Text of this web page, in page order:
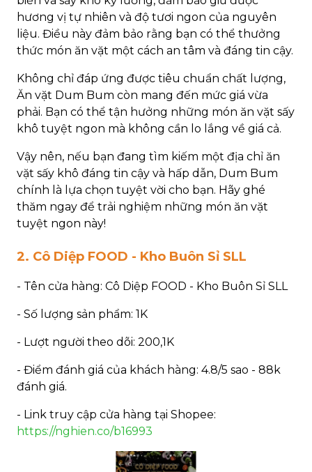
hương vị tự nhiên và độ tươi ngon của nguyên
liệu. Điều này đảm bảo rằng bạn có thể thưởng
thức món ăn vặt một cách an tâm và đáng tin cậy.
Không chỉ đáp ứng được tiêu chuẩn chất lượng,
Ăn vặt Dum Bum còn mang đến mức giá vừa
phải. Bạn có thể tận hưởng những món ăn vặt sấy
khô tuyệt ngon mà không cần lo lắng về giá cả.
Vậy nên, nếu bạn đang tìm kiếm một địa chỉ ăn
vặt sấy khô đáng tin cậy và hấp dẫn, Dum Bum
chính là lựa chọn tuyệt vời cho bạn. Hãy ghé
thăm ngay để trải nghiệm những món ăn vặt
tuyệt ngon này!
2. Cô Diệp FOOD - Kho Buôn Sỉ SLL
- Tên cửa hàng: Cô Diệp FOOD - Kho Buôn Sỉ SLL
- Số lượng sản phẩm: 1K
- Lượt người theo dõi: 200,1K
- Điểm đánh giá của khách hàng: 4.8/5 sao - 88k
đánh giá.
- Link truy cập cửa hàng tại Shopee:
https://nghien.co/b16993